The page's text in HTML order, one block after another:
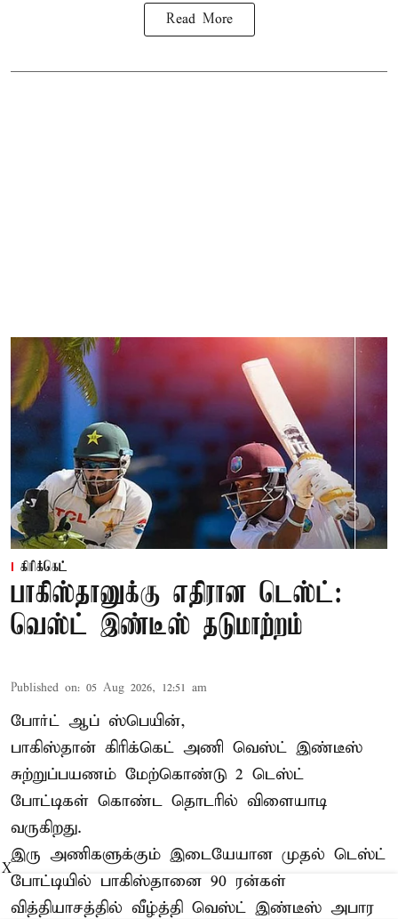
Read More
கிரிக்கெட்
பாகிஸ்தானுக்கு எதிரான டெஸ்ட்:
வெஸ்ட் இண்டீஸ் தடுமாற்றம்
Published on: 05 Aug 2026, 12:51 am
போர்ட் ஆப் ஸ்பெயின்,
பாகிஸ்தான் கிரிக்கெட் அணி வெஸ்ட் இண்டீஸ்
சுற்றுப்பயணம் மேற்கொண்டு 2 டெஸ்ட்
போட்டிகள் கொண்ட தொடரில் விளையாடி
வருகிறது.
இரு அணிகளுக்கும் இடையேயான முதல் டெஸ்ட்
போட்டியில் பாகிஸ்தானை 90 ரன்கள்
வித்தியாசத்தில் வீழ்த்தி வெஸ்ட் இண்டீஸ் அபார
X